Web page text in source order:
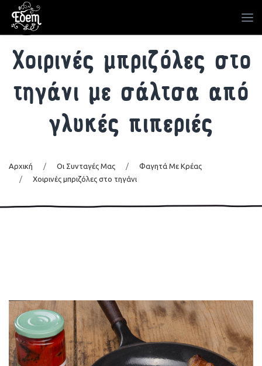
Χοιρινές μπριζόλες στο
τηγάνι με σάλτσα από
γλυκές πιπεριές
Αρχική / Οι Συνταγές Μας /
Φαγητά Με Κρέας
/
Χοιρινές μπριζόλες στο τηγάνι